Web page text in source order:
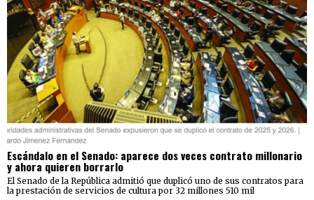
Escándalo en el Senado: aparece dos veces contrato millonario
y ahora quieren borrarlo
El Senado de la República admitió que duplicó uno de sus contratos para
la prestación de servicios de cultura por 32 millones 510 mil